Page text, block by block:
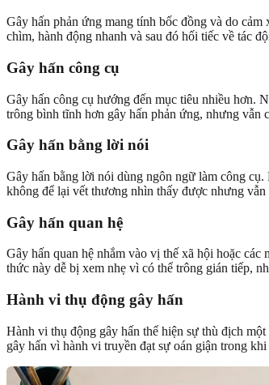
Gây hấn phản ứng mang tính bốc đồng và do
chìm, hành động nhanh và sau đó hối tiếc về tác
Gây hấn công cụ
Gây hấn công cụ hướng đến mục tiêu nhiều hơn.
trông bình tĩnh hơn gây hấn phản ứng, nhưng vẫn
Gây hấn bằng lời nói
Gây hấn bằng lời nói dùng ngôn ngữ làm công
không để lại vết thương nhìn thấy được nhưng vẫn
Gây hấn quan hệ
Gây hấn quan hệ nhắm vào vị thế xã hội hoặc
thức này dễ bị xem nhẹ vì có thể trông gián tiếp,
Hành vi thụ động gây hấn
Hành vi thụ động gây hấn thể hiện sự thù địch
gây hấn vì hành vi truyền đạt sự oán giận trong